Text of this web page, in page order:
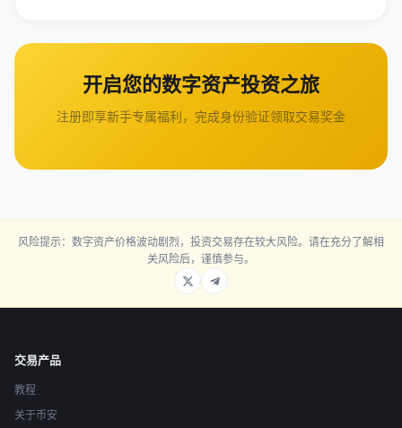
开启您的数字资产投资之旅
注册即享新手专属福利，完成身份验证领取交易奖金
风险提示：数字资产价格波动剧烈，投资交易存在较大风险。请在充分了解相
关风险后，谨慎参与。
交易产品
教程
关于币安